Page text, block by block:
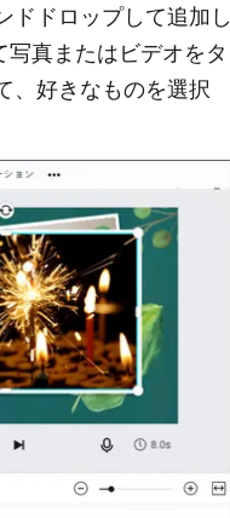
ドドロップして追加し
真またはビデオをタ
、好きなものを選択